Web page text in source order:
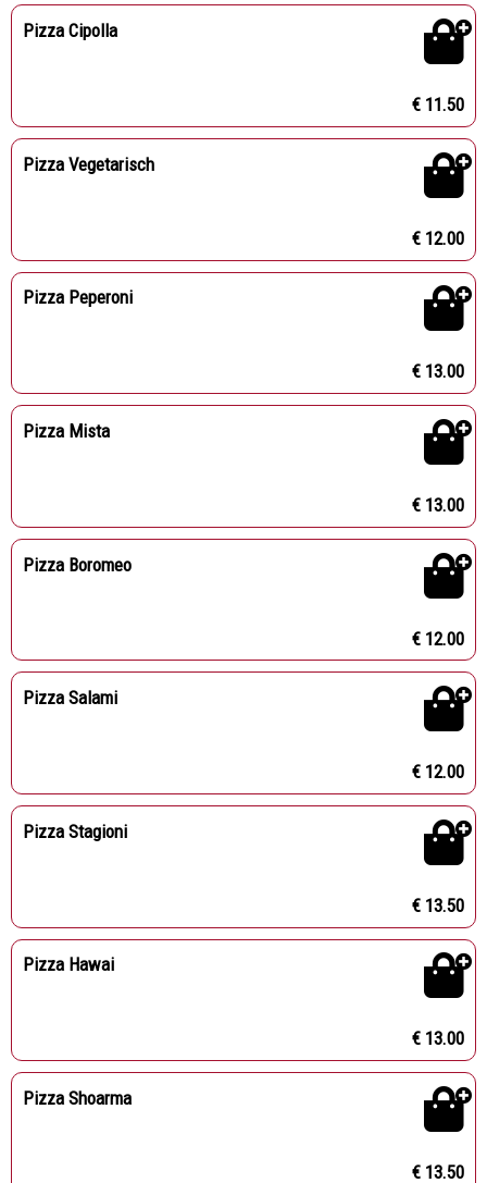
Pizza Cipolla
€ 11.50
Pizza Vegetarisch
€ 12.00
Pizza Peperoni
€ 13.00
Pizza Mista
€ 13.00
Pizza Boromeo
€ 12.00
Pizza Salami
€ 12.00
Pizza Stagioni
€ 13.50
Pizza Hawai
€ 13.00
Pizza Shoarma
€ 13.50